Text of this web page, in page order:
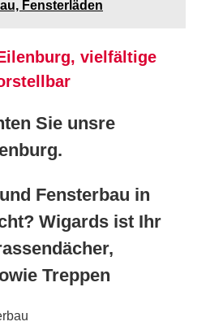
Fensterläden
vielfältige
Sie unsre
Fensterbau in
Wigards ist Ihr
Treppen